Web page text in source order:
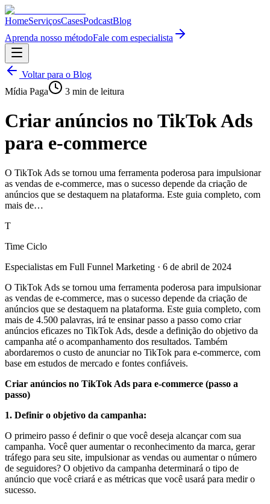
HomeServiçosCasesPodcastBlog
Aprenda nosso métodoFale com especialista
Voltar para o Blog
Mídia Paga
3 min de leitura
Criar anúncios no TikTok Ads
para e-commerce
O TikTok Ads se tornou uma ferramenta poderosa para impulsionar
as vendas de e-commerce, mas o sucesso depende da criação de
anúncios que se destaquem na plataforma. Este guia completo, com
mais de…
T
Time Ciclo
Especialistas em Full Funnel Marketing · 6 de abril de 2024
O TikTok Ads se tornou uma ferramenta poderosa para impulsionar
as vendas de e-commerce, mas o sucesso depende da criação de
anúncios que se destaquem na plataforma. Este guia completo, com
mais de 4.500 palavras, irá te ensinar passo a passo como criar
anúncios eficazes no TikTok Ads, desde a definição do objetivo da
campanha até o acompanhamento dos resultados. Também
abordaremos o custo de anunciar no TikTok para e-commerce, com
base em estudos de mercado e fontes confiáveis.
Criar anúncios no TikTok Ads para e-commerce (passo a
passo)
1. Definir o objetivo da campanha:
O primeiro passo é definir o que você deseja alcançar com sua
campanha. Você quer aumentar o reconhecimento da marca, gerar
tráfego para seu site, impulsionar as vendas ou aumentar o número
de seguidores? O objetivo da campanha determinará o tipo de
anúncio que você criará e as métricas que você usará para medir o
sucesso.